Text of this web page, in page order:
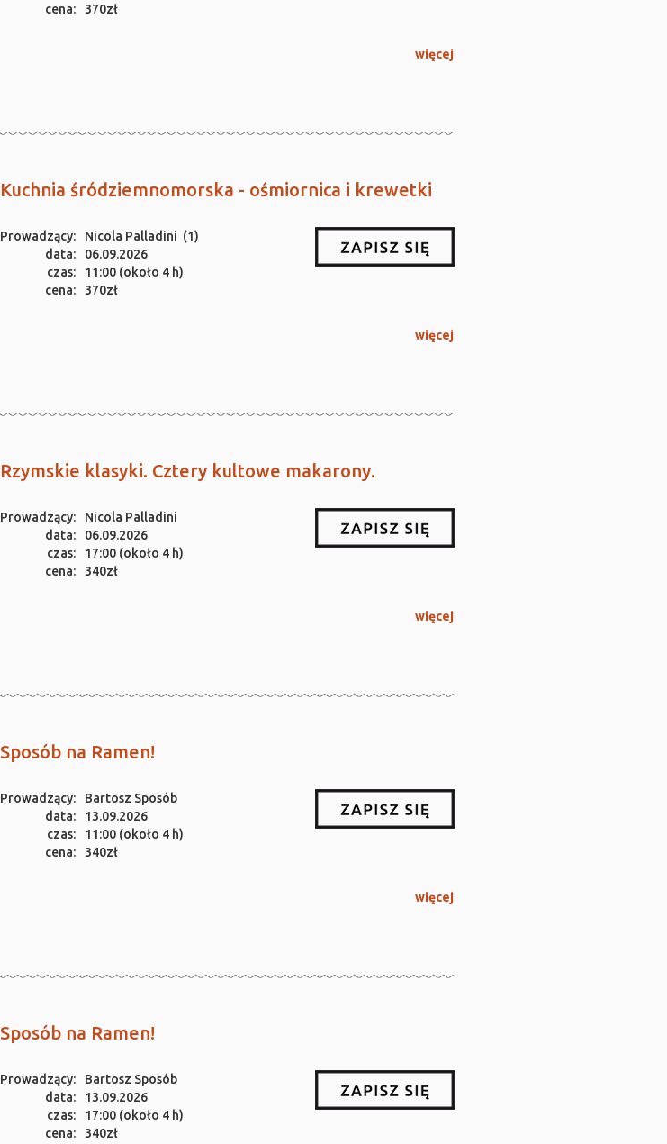
cena:
370zł
więcej
Kuchnia śródziemnomorska - ośmiornica i krewetki
Prowadzący: Nicola Palladini (1)
data:
06.09.2026
czas:
11:00 (około 4 h)
cena:
370zł
więcej
Rzymskie klasyki. Cztery kultowe makarony.
Prowadzący:
Nicola Palladini
data:
06.09.2026
czas:
17:00 (około 4 h)
cena:
340zł
więcej
Sposób na Ramen!
Prowadzący:
Bartosz Sposób
data:
13.09.2026
czas:
11:00 (około 4 h)
cena:
340zł
więcej
Sposób na Ramen!
Prowadzący:
Bartosz Sposób
data:
13.09.2026
czas:
17:00 (około 4 h)
cena:
340zł